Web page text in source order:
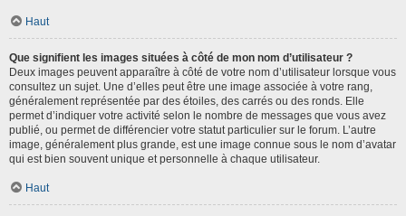
Haut
Que signifient les images situées à côté de mon nom d’utilisateur ?
Deux images peuvent apparaître à côté de votre nom d’utilisateur lorsque vous
consultez un sujet. Une d’elles peut être une image associée à votre rang,
généralement représentée par des étoiles, des carrés ou des ronds. Elle
permet d’indiquer votre activité selon le nombre de messages que vous avez
publié, ou permet de différencier votre statut particulier sur le forum. L’autre
image, généralement plus grande, est une image connue sous le nom d’avatar
qui est bien souvent unique et personnelle à chaque utilisateur.
Haut